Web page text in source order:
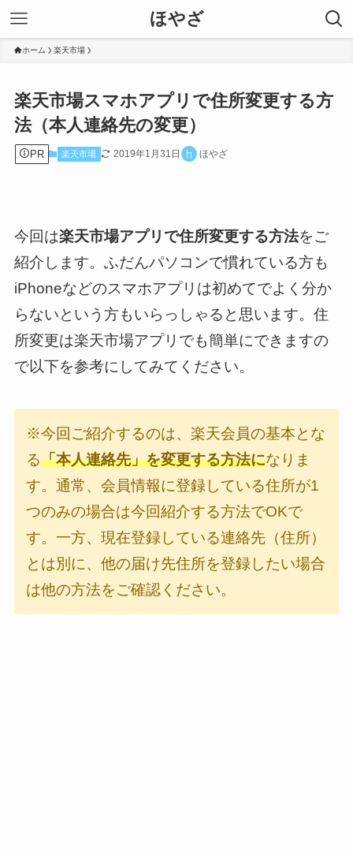
ほやざ
ホーム 楽天市場
楽天市場スマホアプリで住所変更する方
法（本人連絡先の変更）
PR 楽天市場 2019年1月31日 ほやざ
今回は楽天市場アプリで住所変更する方法をご
紹介します。ふだんパソコンで慣れている方も
iPhoneなどのスマホアプリは初めてでよく分か
らないという方もいらっしゃると思います。住
所変更は楽天市場アプリでも簡単にできますの
で以下を参考にしてみてください。
※今回ご紹介するのは、楽天会員の基本とな
る「本人連絡先」を変更する方法になりま
す。通常、会員情報に登録している住所が1
つのみの場合は今回紹介する方法でOKで
す。一方、現在登録している連絡先（住所）
とは別に、他の届け先住所を登録したい場合
は他の方法をご確認ください。